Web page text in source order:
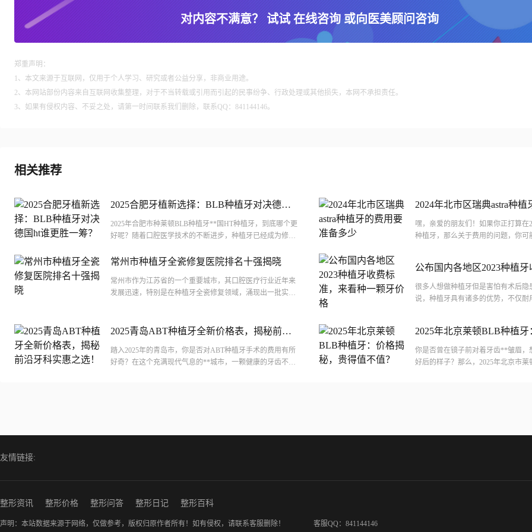
对内容不满意？ 试试 在线咨询 或向医美顾问咨询
郑重声明：
1、本文来源于互联网，仅用于个人学习、研究或者公益分享，非商业用途。
2、本网站部份内容来自互联网收集整理，对于不当转载或引用而引起的民事纷争、行政处理或其他损失，本网不承担责任。
3、如果有侵权内容、不妥之处，请第一时间联系我们删除，联系QQ：841144146。
相关推荐
2025合肥牙植新选择：BLB种植牙对决德国ht
谁更胜一筹？
2025年合肥市种莱顿BLB种植牙**国HT种植牙，到底哪个更
好呢？随着口腔医学技术的不断进步，种植牙已经成为修复
2024年北市区瑞典astra种
少
嘿，亲爱的朋友们！如果你正打算在
种植牙，那么关于费用的问题，你
常州市种植牙全瓷修复医院排名十强揭晓
常州市作为江苏省的一个重要城市，其口腔医疗行业近年来
发展迅速，特别是在种植牙全瓷修复领域，涌现出一批实力
公布国内各地区2023种植
种一颗牙价格
很多人想做种植牙但是害怕有术后
说，种植牙具有诸多的优势，不仅
2025青岛ABT种植牙全新价格表，揭秘前沿
牙科实惠之选！
踏入2025年的青岛市，你是否对ABT种植牙手术的费用有所
好奇？在这个充满现代气息的**城市，一颗健康的牙齿不仅
2025年北京莱顿BLB种植
得值不值？
你是否曾在镜子前对着牙齿**皱眉，
好后的样子？那么，2025年北京市
友情链接:
整形资讯 整形价格 整形问答 整形日记 整形百科
声明：本站数据来源于网络，仅做参考，版权归原作者所有！如有侵权，请联系客服删除！ 客服QQ：841144146